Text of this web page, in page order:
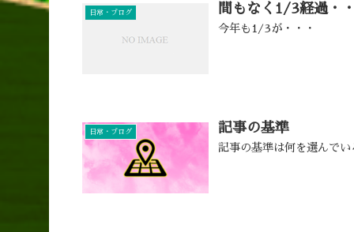
日常・ブログ 間もなく1/3経過・・
今年も1/3が・・・
日常・ブログ 記事の基準
記事の基準は何を選んでい